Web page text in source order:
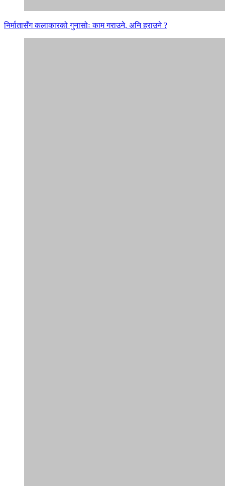
निर्मातासँग कलाकारको गुनासोः काम गराउने, अनि हराउने ?